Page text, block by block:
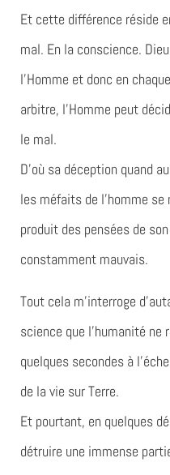
Et cette différence réside
mal. En la conscience.
l’Homme et donc en
arbitre, l’Homme peut
le mal.
D’où sa déception quand
les méfaits de l’homme
produit des pensées de
constamment mauvais.
Tout cela m’interroge
science que l’humanité ne
quelques secondes à
de la vie sur Terre.
Et pourtant, en quelques
détruire une immense